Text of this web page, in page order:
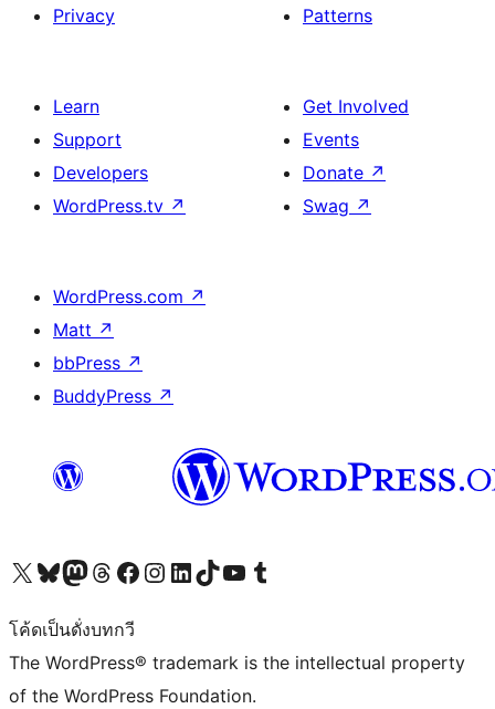
Privacy
Patterns
Learn
Support
Developers
WordPress.tv ↗
Get Involved
Events
Donate ↗
Swag ↗
WordPress.com ↗
Matt ↗
bbPress ↗
BuddyPress ↗
Visit our X (formerly Twitter) account
Visit our Bluesky account
Visit our Mastodon account
Visit our Threads account
Visit our Facebook page
Visit our Instagram account
Visit our LinkedIn account
Visit our TikTok account
Visit our YouTube channel
Visit our Tumblr account
โค้ดเป็นดั่งบทกวี
The WordPress® trademark is the intellectual property
of the WordPress Foundation.